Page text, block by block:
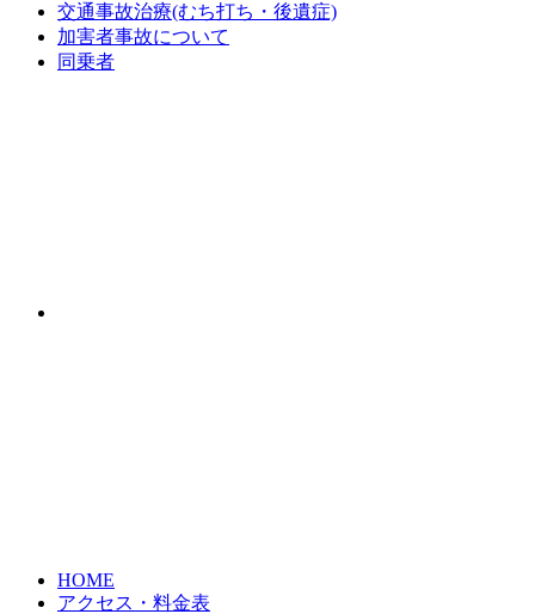
交通事故治療(むち打ち・後遺症)
加害者事故について
同乗者
HOME
アクセス・料金表